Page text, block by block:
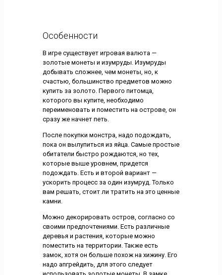
Особенности
В игре существует игровая валюта —
золотые монеты и изумруды. Изумруды
добывать сложнее, чем монеты, но, к
счастью, большинство предметов можно
купить за золото. Первого питомца,
которого вы купите, необходимо
переименовать и поместить на острове, он
сразу же начнет петь.
После покупки монстра, надо подождать,
пока он вылупиться из яйца. Самые простые
обитатели быстро рождаются, но тех,
которые выше уровнем, придется
подождать. Есть и второй вариант —
ускорить процесс за один изумруд. Только
вам решать, стоит ли тратить на это ценные
камни.
Можно декорировать остров, согласно со
своими предпочтениями. Есть различные
деревья и растения, которые можно
поместить на территории. Также есть
замок, хотя он больше похож на хижину. Его
надо апгрейдить, для этого следует